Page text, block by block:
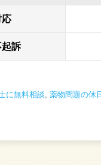
訴
に無料相談 薬物問題の休